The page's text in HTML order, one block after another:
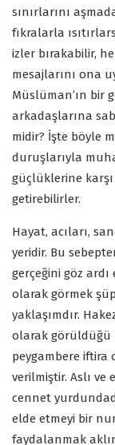
sınırlarını
fıkralarla
izler bırakabilir,
mesajlarını ona
Müslüman’ın bir
arkadaşlarına
midir? İşte böyle
duruşlarıyla
güçlüklerine
getirebilirler.
Hayat, acıları,
yeridir. Bu
gerçeğini göz
olarak görmek
yaklaşımdır.
olarak görüldüğü
peygambere
verilmiştir. Aslı
cennet
elde etmeyi bir
faydalanmak